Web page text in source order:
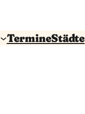
TermineStädte